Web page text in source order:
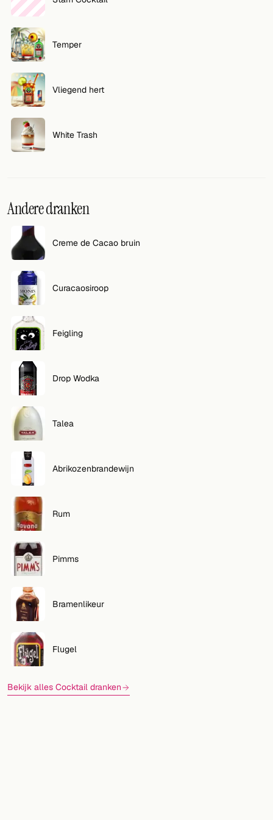
Temper
Vliegend hert
White Trash
Andere dranken
Creme de Cacao bruin
Curacaosiroop
Feigling
Drop Wodka
Talea
Abrikozenbrandewijn
Rum
Pimms
Bramenlikeur
Flugel
Bekijk alles Cocktail dranken